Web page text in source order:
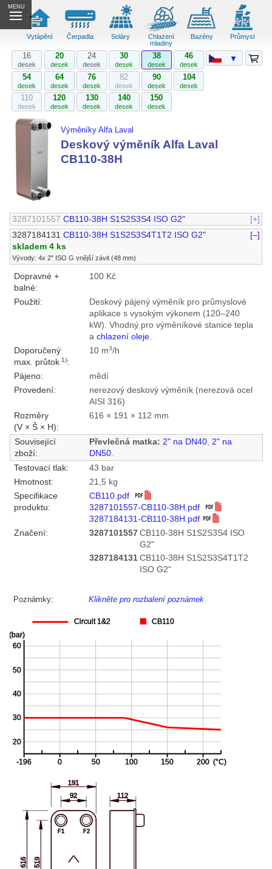
MENU
Vytápění Čerpadla Soláry
Chlazení
mladiny
Bazény Průmysl
16
desek
20
desek
24
desek
30
desek
38
desek
46
desek
54
desek
64
desek
76
desek
82
desek
90
desek
104
desek
110
desek
120
desek
130
desek
140
desek
150
desek
Výměníky Alfa Laval
Deskový výměník Alfa Laval
CB110-38H
3287101557 CB110-38H S1S2S3S4 ISO G2"
[+]
3287184131 CB110-38H S1S2S3S4T1T2 ISO G2"
[–]
skladem 4 ks
Vývody: 4x 2" ISO G vnější závit (48 mm)
Dopravné +
balné:
100 Kč
Použití:
Deskový pájený výměník pro průmyslové
aplikace s vysokým výkonem (120–240
kW). Vhodný pro výměníkové stanice tepla
a chlazení oleje.
Doporučený
max. průtok1):
10 m3/h
Pájeno:
mědí
Provedení:
nerezový deskový výměník (nerezová ocel
AISI 316)
Rozměry
(V × Š × H):
616 × 191 × 112 mm
Související
zboží:
Převlečná matka: 2" na DN40, 2" na
DN50.
Testovací tlak:
43 bar
Hmotnost:
21,5 kg
Specifikace
produktu:
CB110.pdf
3287101557-CB110-38H.pdf
3287184131-CB110-38H.pdf
Značení:
3287101557 CB110-38H S1S2S3S4 ISO
G2"
3287184131 CB110-38H S1S2S3S4T1T2
ISO G2"
Poznámky: Klikněte pro rozbalení poznámek
▼